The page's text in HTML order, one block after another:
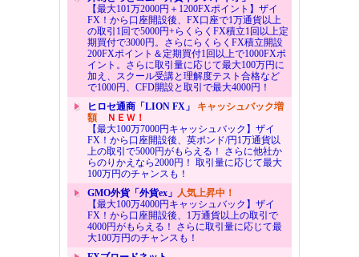
【最大101万2000円＋1200FXポイント】ザイ
FX！から口座開設後、FX口座で1万通貨以上
の取引1回で5000円+らくらくFX積立1回以上定
期買付で3000円。さらにらくらくFX積立開設
200FXポイント＆定期買付1回以上で1000FXポ
イント。さらに取引量に応じて最大100万円に
加え、スクール受講と理解度テスト合格など
で1000円、CFD開設と取引で最大4000円！
ヒロセ通商「LION FX」 キャッシュバック増
額ＮＥＷ！
【最大100万7000円キャッシュバック】ザイ
FX！から口座開設後、英ポンド/円1万通貨以
上の取引で5000円がもらえる！ さらに他社か
らのりかえなら2000円！ 取引量に応じて最大
100万円のチャンスも！
GMO外貨「外貨ex」 人気上昇中！
【最大100万4000円キャッシュバック】ザイ
FX！から口座開設後、1万通貨以上の取引で
4000円がもらえる！ さらに取引量に応じて最
大100万円のチャンスも！